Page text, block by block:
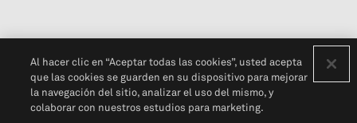
Al hacer clic en “Aceptar todas las cookies”, usted acepta
que las cookies se guarden en su dispositivo para mejorar
la navegación del sitio, analizar el uso del mismo, y
colaborar con nuestros estudios para marketing.